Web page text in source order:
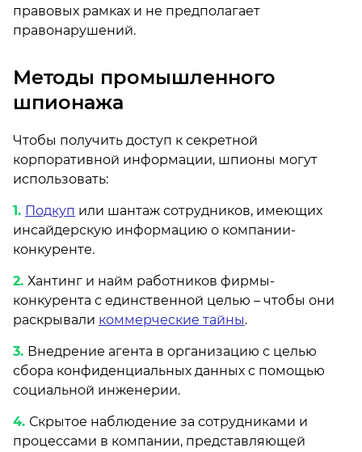
правовых рамках и не предполагает
правонарушений.
Методы промышленного
шпионажа
Чтобы получить доступ к секретной
корпоративной информации, шпионы могут
использовать:
Подкуп или шантаж сотрудников, имеющих
инсайдерскую информацию о компании-
конкуренте.
Хантинг и найм работников фирмы-
конкурента с единственной целью – чтобы они
раскрывали коммерческие тайны.
Внедрение агента в организацию с целью
сбора конфиденциальных данных с помощью
социальной инженерии.
Скрытое наблюдение за сотрудниками и
процессами в компании, представляющей